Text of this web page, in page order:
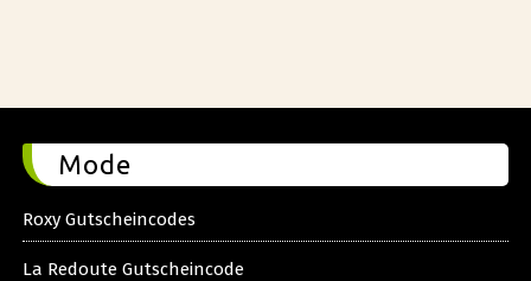
Mode
Roxy Gutscheincodes
La Redoute Gutscheincode